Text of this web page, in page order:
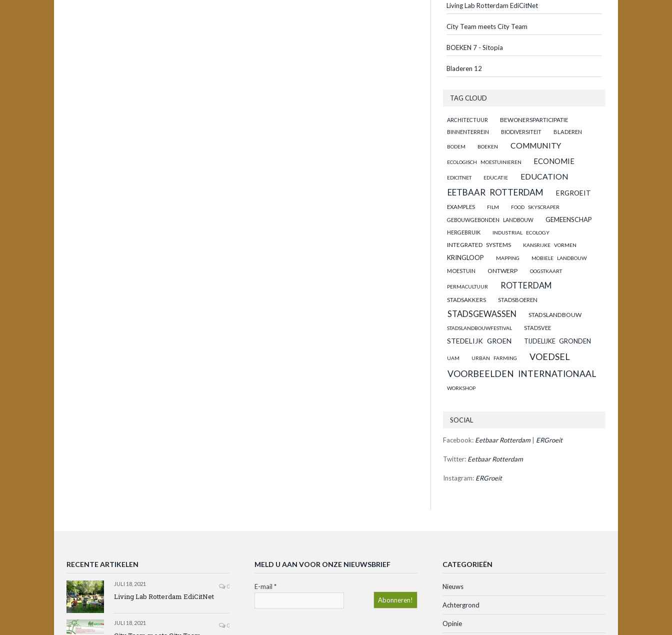
Living Lab Rotterdam EdiCitNet
City Team meets City Team
BOEKEN 7 - Sitopia
Bladeren 12
TAG CLOUD
ARCHITECTUUR BEWONERSPARTICIPATIE
BINNENTERREIN BIODIVERSITEIT BLADEREN
BODEM BOEKEN COMMUNITY
ECOLOGISCH MOESTUINIEREN ECONOMIE
EDICITNET EDUCATIE EDUCATION
EETBAAR ROTTERDAM ERGROEIT
EXAMPLES FILM FOOD SKYSCRAPER
GEBOUWGEBONDEN LANDBOUW GEMEENSCHAP
HERGEBRUIK INDUSTRIAL ECOLOGY
INTEGRATED SYSTEMS KANSRIJKE VORMEN
KRINGLOOP MAPPING MOBIELE LANDBOUW
MOESTUIN ONTWERP OOGSTKAART
PERMACULTUUR ROTTERDAM
STADSAKKERS STADSBOEREN
STADSGEWASSEN STADSLANDBOUW
STADSLANDBOUWFESTIVAL STADSVEE
STEDELIJK GROEN TIJDELIJKE GRONDEN
UAM URBAN FARMING VOEDSEL
VOORBEELDEN INTERNATIONAAL
WORKSHOP
SOCIAL
Facebook: Eetbaar Rotterdam ERGroeit
Twitter: Eetbaar Rotterdam
Instagram: ERGroeit
RECENTE ARTIKELEN
JULI 18, 2021 0
Living Lab Rotterdam EdiCitNet
JULI 18, 2021 0
MELD U AAN VOOR ONZE NIEUWSBRIEF
E-mail *
CATEGORIEËN
Nieuws
Achtergrond
Opinie